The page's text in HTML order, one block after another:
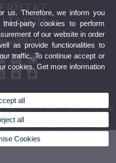
[SIUV]
46100 Burjassot. Valencia. Spain. Phone: (+34)
|Cookies|Transparency|Service Mailbox
us. Therefore, we inform you
party cookies to perform
of our website in order
as provide functionalities to
traffic. To continue accept or
cookies. Get more information
all
all
Cookies